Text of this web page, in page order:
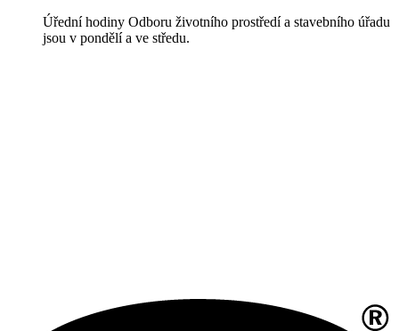
Úřední hodiny Odboru životního prostředí a stavebního úřadu
jsou v pondělí a ve středu.